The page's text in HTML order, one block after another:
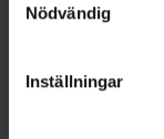
som kan ha
Ta reda på mer
Nödvändig
Inställningar